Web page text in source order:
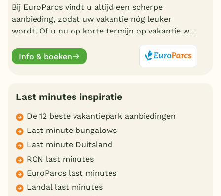
Bij EuroParcs vindt u altijd een scherpe
aanbieding, zodat uw vakantie nóg leuker
wordt. Of u nu op korte termijn op vakantie wilt
actuele vakantiedeals.
Info & boeken
Last minutes inspiratie
De 12 beste vakantiepark aanbiedingen
Last minute bungalows
Last minute Duitsland
RCN last minutes
EuroParcs last minutes
Landal last minutes